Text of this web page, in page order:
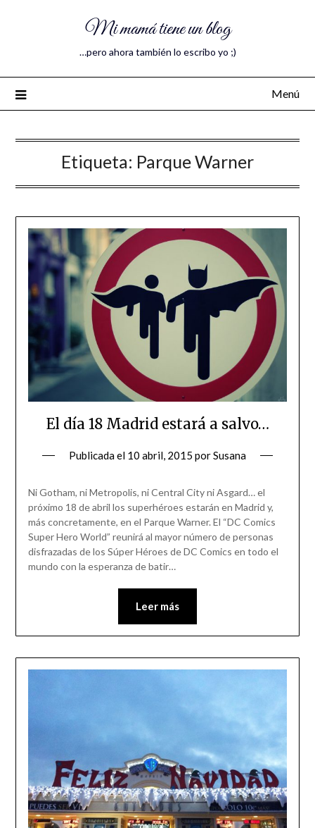
Mi mamá tiene un blog
…pero ahora también lo escribo yo ;)
Menú
Etiqueta: Parque Warner
El día 18 Madrid estará a salvo…
Publicada el 10 abril, 2015 porSusana
Ni Gotham, ni Metropolis, ni Central City ni Asgard… el
próximo 18 de abril los superhéroes estarán en Madrid y,
más concretamente, en el Parque Warner. El “DC Comics
Super Hero World” reunirá al mayor número de personas
disfrazadas de los Súper Héroes de DC Comics en todo el
mundo con la esperanza de batir…
Leer más